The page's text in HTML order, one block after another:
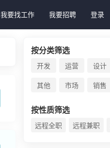
我要找工作 我要招聘 登录
按分类筛选
开发 运营 设计
其他
市场 销售
按性质筛选
远程全职 远程兼职